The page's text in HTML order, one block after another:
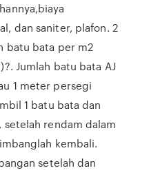
dan saniter, plafon. 2
batu bata per m2
Jumlah batu bata AJ
1 meter persegi
1 batu bata dan
rendam dalam
kembali.
setelah dan